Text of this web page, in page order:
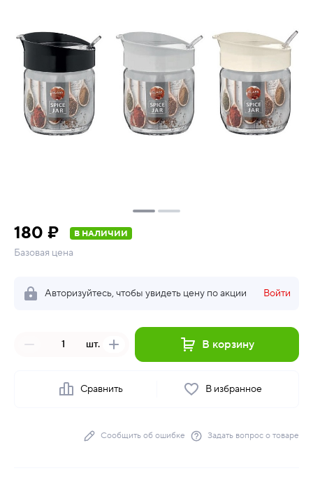
180 ₽ В НАЛИЧИИ
Базовая цена
Авторизуйтесь, чтобы увидеть цену по акции Войти
шт. В корзину
Сравнить В избранное
Сообщить об ошибке Задать вопрос о товаре